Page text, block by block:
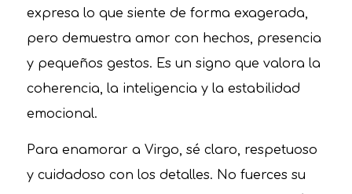
expresa lo que siente de forma exagerada,
pero demuestra amor con hechos, presencia
y pequeños gestos. Es un signo que valora la
coherencia, la inteligencia y la estabilidad
emocional.
Para enamorar a Virgo, sé claro, respetuoso
y cuidadoso con los detalles. No fuerces su